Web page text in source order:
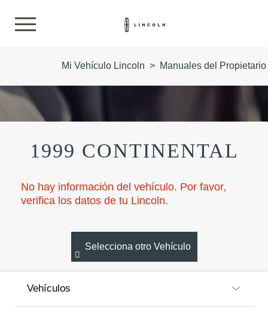
Mi Vehículo Lincoln > Manuales del
1999 CONTINENTAL
No hay información del vehículo. Por favor,
verifica los datos de tu Lincoln.
Selecciona otro Vehículo
Vehículos